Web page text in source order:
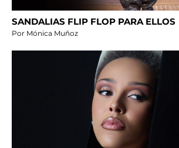
SANDALIAS FLIP FLOP PARA ELLOS
Por Mónica Muñoz